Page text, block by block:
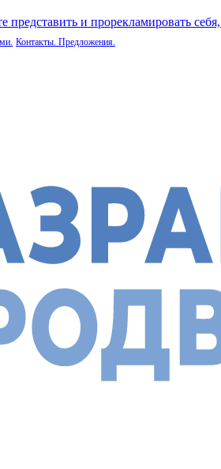
представить и прорекламировать
Контакты. Предложения.